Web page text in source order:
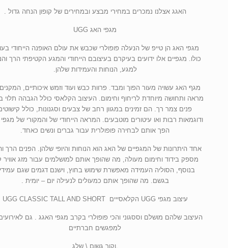
האגג אצלנו נמכרים במחירי מבצע ובמחירים של קופון הנחה גדול .
מגפי האג UGG
מגפי האג הן טייפ של הנעלה פופולרי שכבש את עולם האופנה הייחודי
כולו. מגפיים אלו ידועים בעיקרם בעיצובם הייחודי והמגע הקטיפתי הרך
למגע, הנוחות והעמידות שלהן.
מגף האג עשויה מעור הפוך ומבד. פרוות כבש ועוד וזמש איכותיים,
מראה ותחושה מיוחדת לריחוף וחימום. העיצוב הקלאסי כולל הגבהה תלוי
פנים צמר רך. הם זמינים במגוון רחב של צבעים וסגנונות, כולל
הפך אותם לבחירה פופולרית עבור גברים ונשים כאחד.
אחד היתרונות של המגפיים של האג הוא הנוחות והיופי שלהן. הפנים הרך
מספק בידוד וחימום מעולה, מה שהופך אותם למושלמים עבור מזג אוויר
בנוסף, הסוליה העמידה מאפשרת שימוש בחוץ, וישנם דגמים שגם
בגשם. מה שהופך אותם כמעולים לנעילה יום – יומית .
עיצוב מגפי UGG הקלאסייים UGG CLASSIC TALL AND SHORT
העיצוב שלהם מושלם וססגוני והכי פופולרי בקרב מגפי האגג . גם
למפגשים חברתיים
.וקור גשום \ שלג